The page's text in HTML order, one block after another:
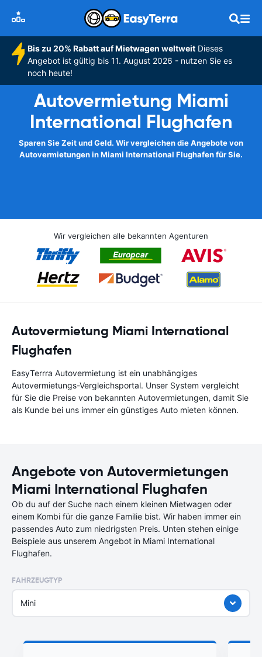
Bis zu 20% Rabatt auf Mietwagen weltweitDieses
Angebot ist gültig bis 11. August 2026 - nutzen Sie es
noch heute!
Autovermietung Miami
International Flughafen
Sparen Sie Zeit und Geld. Wir vergleichen die Angebote von
Autovermietungen in Miami International Flughafen für Sie.
Wir vergleichen alle bekannten Agenturen
Autovermietung Miami International
Flughafen
EasyTerrra Autovermietung ist ein unabhängiges
Autovermietungs-Vergleichsportal. Unser System vergleicht
für Sie die Preise von bekannten Autovermietungen, damit Sie
als Kunde bei uns immer ein günstiges Auto mieten können.
Angebote von Autovermietungen
Miami International Flughafen
Ob du auf der Suche nach einem kleinen Mietwagen oder
einem Kombi für die ganze Familie bist. Wir haben immer ein
passendes Auto zum niedrigsten Preis. Unten stehen einige
Beispiele aus unserem Angebot in Miami International
Flughafen.
FAHRZEUGTYP
Mini